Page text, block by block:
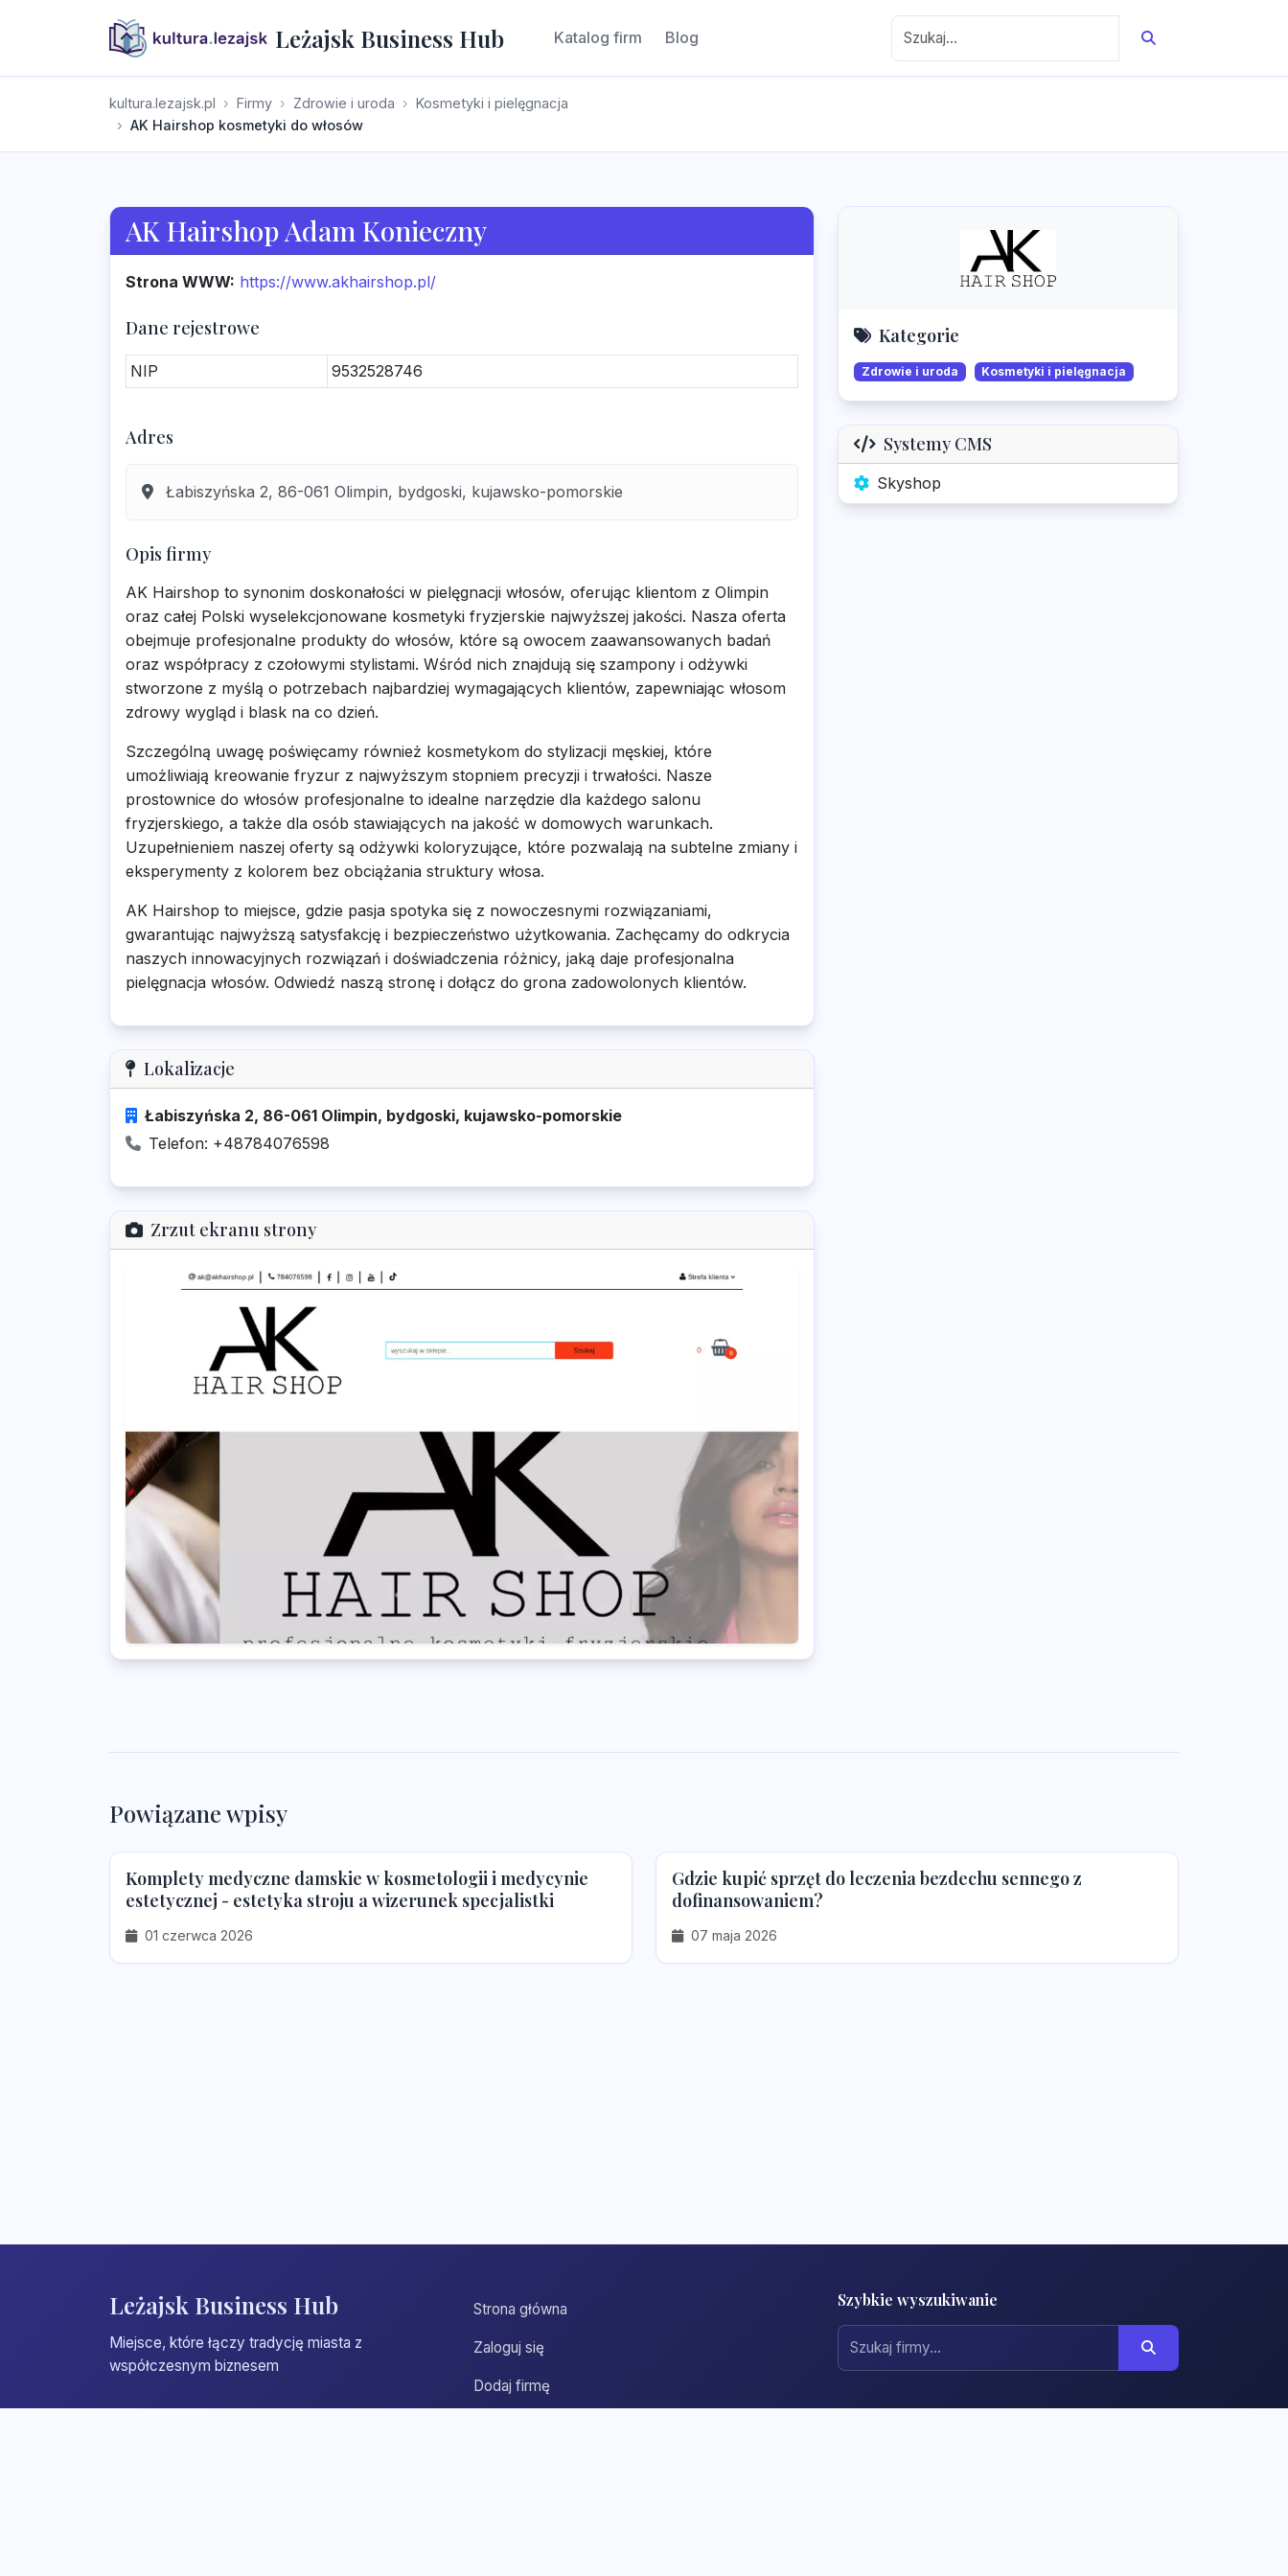
Leżajsk Business Hub Katalog firm Blog
kultura.lezajsk.pl Firmy Zdrowie i uroda
Kosmetyki i pielęgnacja
AK Hairshop kosmetyki do włosów
AK Hairshop Adam Konieczny
Strona WWW: https://www.akhairshop.pl/
Dane rejestrowe
NIP 9532528746
Adres
Łabiszyńska 2, 86-061 Olimpin, bydgoski, kujawsko-pomorskie
Opis firmy
AK Hairshop to synonim doskonałości w pielęgnacji włosów, oferując klientom z Olimpin
oraz całej Polski wyselekcjonowane kosmetyki fryzjerskie najwyższej jakości. Nasza oferta
obejmuje profesjonalne produkty do włosów, które są owocem zaawansowanych badań
oraz współpracy z czołowymi stylistami. Wśród nich znajdują się szampony i odżywki
stworzone z myślą o potrzebach najbardziej wymagających klientów, zapewniając włosom
zdrowy wygląd i blask na co dzień.
Szczególną uwagę poświęcamy również kosmetykom do stylizacji męskiej, które
umożliwiają kreowanie fryzur z najwyższym stopniem precyzji i trwałości. Nasze
prostownice do włosów profesjonalne to idealne narzędzie dla każdego salonu
fryzjerskiego, a także dla osób stawiających na jakość w domowych warunkach.
Uzupełnieniem naszej oferty są odżywki koloryzujące, które pozwalają na subtelne zmiany i
eksperymenty z kolorem bez obciążania struktury włosa.
AK Hairshop to miejsce, gdzie pasja spotyka się z nowoczesnymi rozwiązaniami,
gwarantując najwyższą satysfakcję i bezpieczeństwo użytkowania. Zachęcamy do odkrycia
naszych innowacyjnych rozwiązań i doświadczenia różnicy, jaką daje profesjonalna
pielęgnacja włosów. Odwiedź naszą stronę i dołącz do grona zadowolonych klientów.
Lokalizacje
Łabiszyńska 2, 86-061 Olimpin, bydgoski, kujawsko-pomorskie
Telefon: +48784076598
Zrzut ekranu strony
Kategorie
Zdrowie i uroda Kosmetyki i pielęgnacja
Systemy CMS
Skyshop
Powiązane wpisy
Komplety medyczne damskie w kosmetologii i medycynie
estetycznej - estetyka stroju a wizerunek specjalistki
01 czerwca 2026
Gdzie kupić sprzęt do leczenia bezdechu sennego z
dofinansowaniem?
07 maja 2026
Leżajsk Business Hub
Miejsce, które łączy tradycję miasta z
współczesnym biznesem
Strona główna
Zaloguj się
Dodaj firmę
Szybkie wyszukiwanie